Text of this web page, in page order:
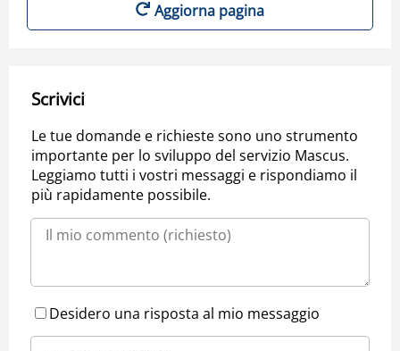
Aggiorna pagina
Scrivici
Le tue domande e richieste sono uno strumento
importante per lo sviluppo del servizio Mascus.
Leggiamo tutti i vostri messaggi e rispondiamo il
più rapidamente possibile.
Desidero una risposta al mio messaggio